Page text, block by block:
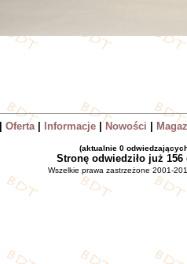
Oferta| Informacje| Nowości
(aktualnie 0
Stronę odwiedziło już 156
Wszelkie prawa zastrzeżone 2001-